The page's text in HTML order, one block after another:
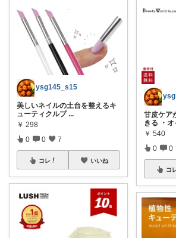
ysg145_s15
美しいネイルの土台を整えるキ
ューティクルプ ...
￥ 298
0 0 7
コレ いいね
甘皮ケア
きる ・オ
￥ 540
0 0
コ